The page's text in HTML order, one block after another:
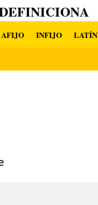
AFIJO INFIJO LATÍN